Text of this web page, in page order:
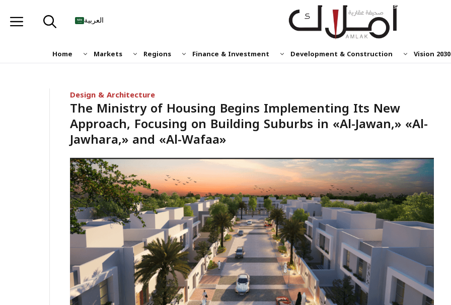
العربية
Home Markets Regions Finance & Investment Development & Construction Vision 2030
Design & Architecture
The Ministry of Housing Begins Implementing Its New
Approach, Focusing on Building Suburbs in «Al-Jawan,» «Al-
Jawhara,» and «Al-Wafaa»